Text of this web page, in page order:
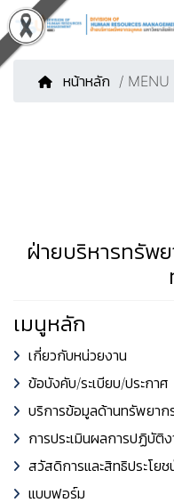
หน้าหลัก / MENU
ฝ่ายบริหารทรัพ
เมนูหลัก
เกี่ยวกับหน่วยงาน
ข้อบังคับ/ระเบียบ/ประกาศ
บริการข้อมูลด้านทรัพยาก
การประเมินผลการปฏิบัติง
สวัสดิการและสิทธิประโยช
แบบฟอร์ม